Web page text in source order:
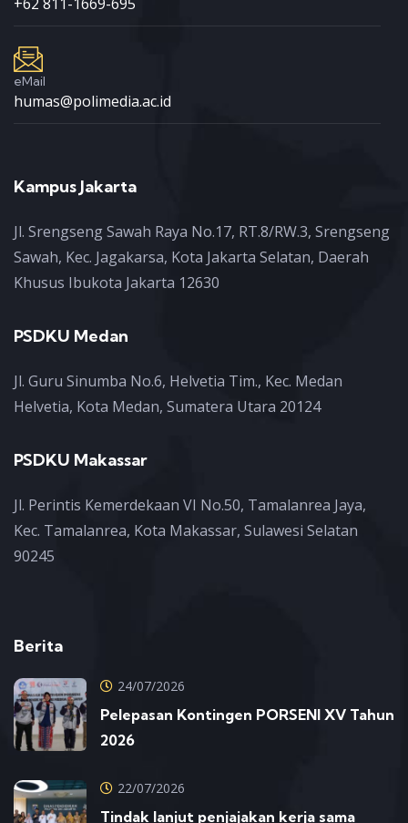
eMail
humas@polimedia.ac.id
Kampus Jakarta
Jl. Srengseng Sawah Raya No.17, RT.8/RW.3, Srengseng
Sawah, Kec. Jagakarsa, Kota Jakarta Selatan, Daerah
Khusus Ibukota Jakarta 12630
PSDKU Medan
Jl. Guru Sinumba No.6, Helvetia Tim., Kec. Medan
Helvetia, Kota Medan, Sumatera Utara 20124
PSDKU Makassar
Jl. Perintis Kemerdekaan VI No.50, Tamalanrea Jaya,
Kec. Tamalanrea, Kota Makassar, Sulawesi Selatan
90245
Berita
24/07/2026
Pelepasan Kontingen PORSENI XV Tahun
2026
22/07/2026
Tindak lanjut penjajakan kerja sama